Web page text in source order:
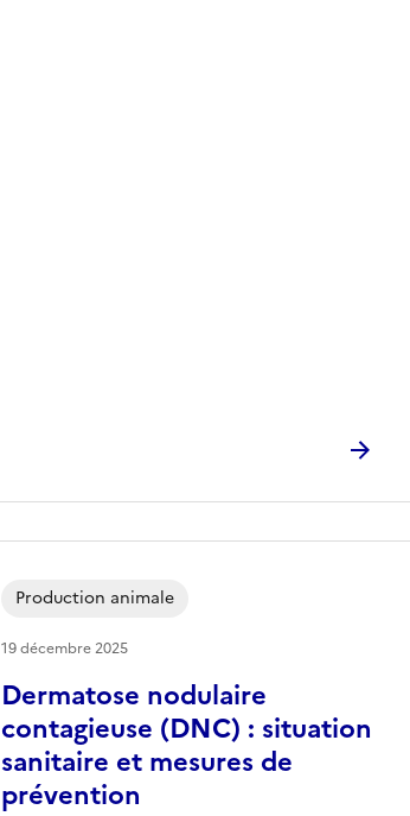
Dermatose nodulaire
contagieuse (DNC) : situation
sanitaire et mesures de
prévention
Production animale
19 décembre 2025